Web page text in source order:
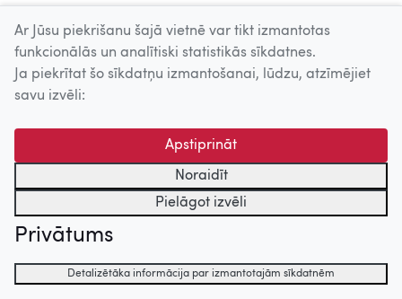
Ar Jūsu piekrišanu šajā vietnē var tikt izmantotas
funkcionālās un analītiski statistikās sīkdatnes.
Ja piekrītat šo sīkdatņu izmantošanai, lūdzu, atzīmējiet
savu izvēli:
Apstiprināt
Noraidīt
Pielāgot izvēli
Privātums
Detalizētāka informācija par izmantotajām sīkdatnēm